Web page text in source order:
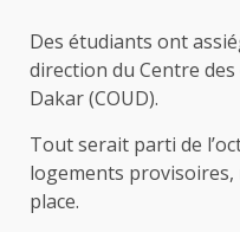
Des étudiants ont
direction du Centre
Dakar (COUD).
Tout serait parti de
logements
place.